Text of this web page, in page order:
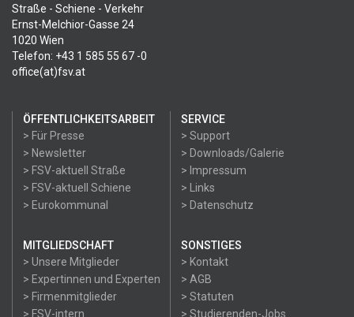
Straße - Schiene - Verkehr
Ernst-Melchior-Gasse 24
1020 Wien
Telefon: +43 1 585 55 67 -0
office(at)fsv.at
ÖFFENTLICHKEITSARBEIT
> Für Presse
> Newsletter
> FSV-aktuell Straße
> FSV-aktuell Schiene
> Eurokommunal
SERVICE
> Support
> Downloads/Galerie
> Impressum
> Links
> Datenschutz
MITGLIEDSCHAFT
> Unsere Mitglieder
> Expertinnen und Experten
> Firmenmitglieder
> FSV-intern
SONSTIGES
> Kontakt
> AGB
> Statuten
> Studierenden-Jobs